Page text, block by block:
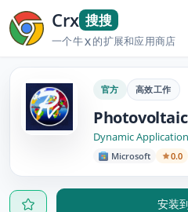
Crx 搜搜
一个牛X的扩展和应用商店
官方 高效工作
Dynamic
Microsoft 0.0
安装